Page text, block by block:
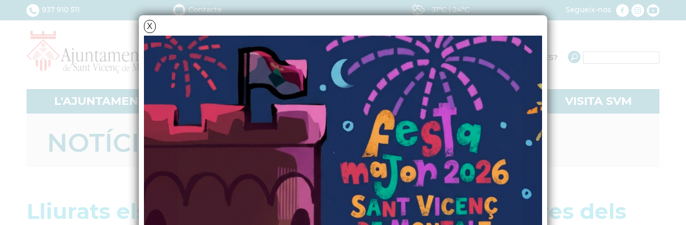
X
L'AJUNTAMENT SERVEIS ACTUALITAT VIURE A SVM VISITA SVM
QUÈ NECESSITES?
937 910 511 Contacte 31ºC|24ºC Segueix-nos
NOTÍCIES - ACTUALITAT
Lliurats els premis als guanyadors i guanyadores dels